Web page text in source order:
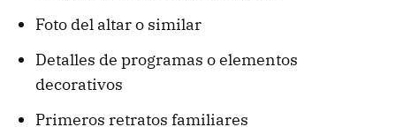
Foto del altar o similar
Detalles de programas o elementos
decorativos
Primeros retratos familiares